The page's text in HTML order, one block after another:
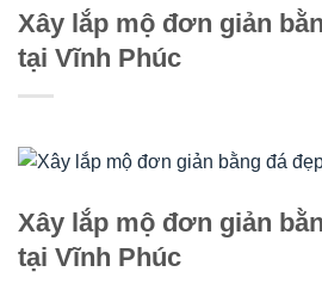
Xây lắp mộ đơn giản
tại Vĩnh Phúc
Xây lắp mộ đơn giản
tại Vĩnh Phúc